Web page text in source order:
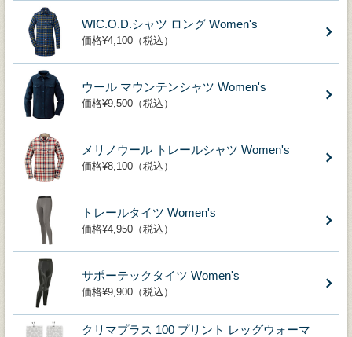
WIC.O.D.シャツ ロング Women's
価格¥4,100（税込）
ウール マウンテンシャツ Women's
価格¥9,500（税込）
メリノウール トレールシャツ Women's
価格¥8,100（税込）
トレールタイツ Women's
価格¥4,950（税込）
サポーテックタイツ Women's
価格¥9,900（税込）
クリマプラス 100 プリント レッグウォーマ